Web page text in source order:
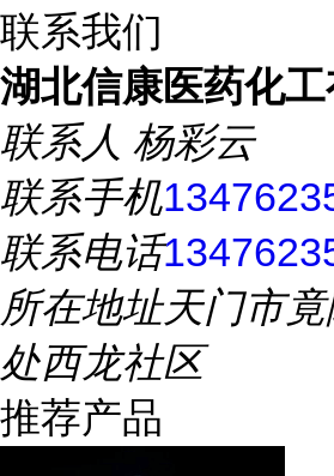
联系我们
湖北信康医药化工
联系人 杨彩云
联系手机
联系电话
所在地址天门市
处西龙社区
推荐产品